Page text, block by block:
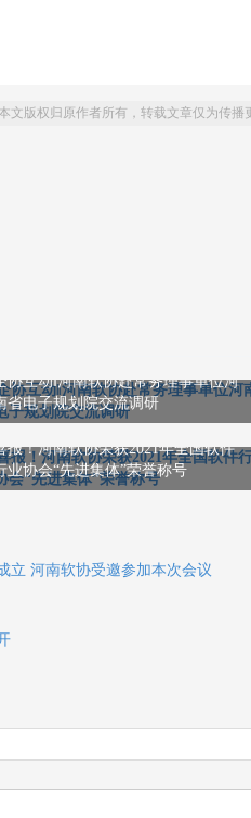
文版权归原作者所有，转载文章仅为传
协互动‖河南软协赴常务理事单位河
省电子规划院交流调研
报！河南软协荣获2021年全国软件
业协会“先进集体”荣誉称号
立 河南软协受邀参加本次会议